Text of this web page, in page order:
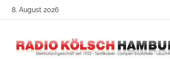
Zum8. August 2026